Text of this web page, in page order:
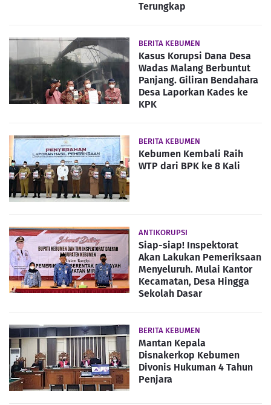
Terungkap
BERITA KEBUMEN
Kasus Korupsi Dana Desa
Wadas Malang Berbuntut
Panjang. Giliran Bendahara
Desa Laporkan Kades ke
KPK
BERITA KEBUMEN
Kebumen Kembali Raih
WTP dari BPK ke 8 Kali
ANTIKORUPSI
Siap-siap! Inspektorat
Akan Lakukan Pemeriksaan
Menyeluruh. Mulai Kantor
Kecamatan, Desa Hingga
Sekolah Dasar
BERITA KEBUMEN
Mantan Kepala
Disnakerkop Kebumen
Divonis Hukuman 4 Tahun
Penjara